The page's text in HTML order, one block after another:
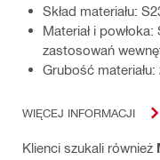
Skład materiału:
Materiał i
zastosowań
Grubość materiału:
WIĘCEJ INFORMACJI
Klienci szukali również